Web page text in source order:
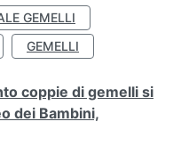
GEMELLI
GEMELLI
coppie di gemelli si
dei Bambini,